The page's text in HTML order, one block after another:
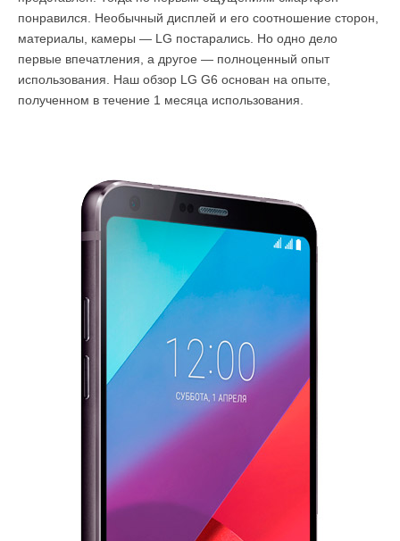
понравился. Необычный дисплей и его соотношение сторон,
материалы, камеры — LG постарались. Но одно дело
первые впечатления, а другое — полноценный опыт
использования. Наш обзор LG G6 основан на опыте,
полученном в течение 1 месяца использования.